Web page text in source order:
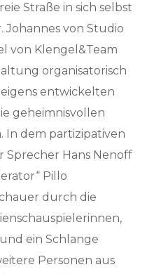
Straße in sich selbst
Johannes von Studio
von Klengel&Team
organisatorisch
entwickelten
geheimnisvollen
In dem partizipativen
Hans Nenoff
Pillo
durch die
ein Schlange
Personen aus